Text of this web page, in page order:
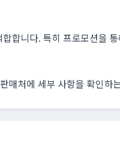
합니다. 특히 프로모션을
매처에 세부 사항을 확인하